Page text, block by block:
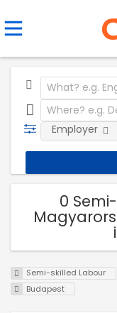
Employer
0
Semi-skilled Labour
Budapest